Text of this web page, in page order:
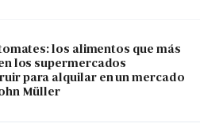
los alimentos que más
los supermercados
para alquilar en un mercado
Müller